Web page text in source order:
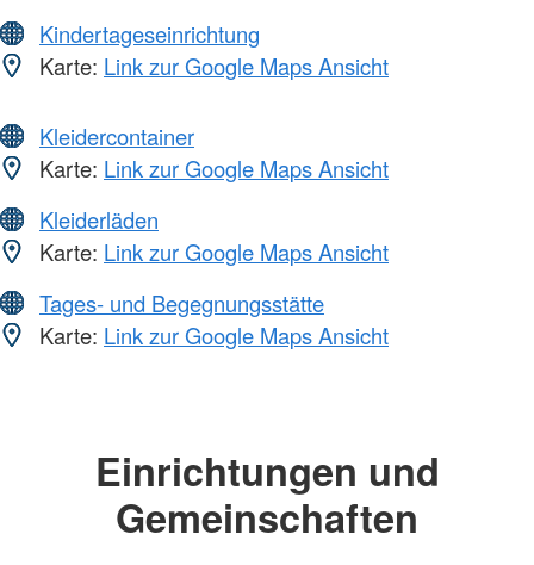
Kindertageseinrichtung
Karte: Link zur Google Maps Ansicht
Kleidercontainer
Karte: Link zur Google Maps Ansicht
Kleiderläden
Karte: Link zur Google Maps Ansicht
Tages- und Begegnungsstätte
Karte: Link zur Google Maps Ansicht
Einrichtungen und
Gemeinschaften